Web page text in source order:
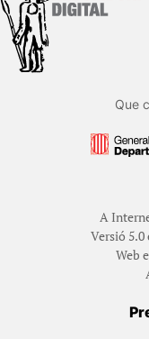
Que
A
Versió 5.0
Web